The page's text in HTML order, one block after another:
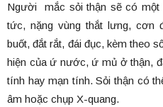
Người mắc sỏi thận sẽ có một
tức, nặng vùng thắt lưng, cơn
buốt, đắt rắt, đái đục, kèm theo
hiện của ứ nước, ứ mủ ở thận,
tính hay mạn tính. Sỏi thận có
âm hoặc chụp X-quang.